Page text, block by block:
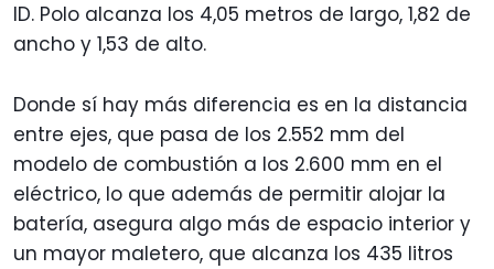
ID. Polo alcanza los 4,05 metros de largo, 1,82 de
ancho y 1,53 de alto.
Donde sí hay más diferencia es en la distancia
entre ejes, que pasa de los 2.552 mm del
modelo de combustión a los 2.600 mm en el
eléctrico, lo que además de permitir alojar la
batería, asegura algo más de espacio interior y
un mayor maletero, que alcanza los 435 litros